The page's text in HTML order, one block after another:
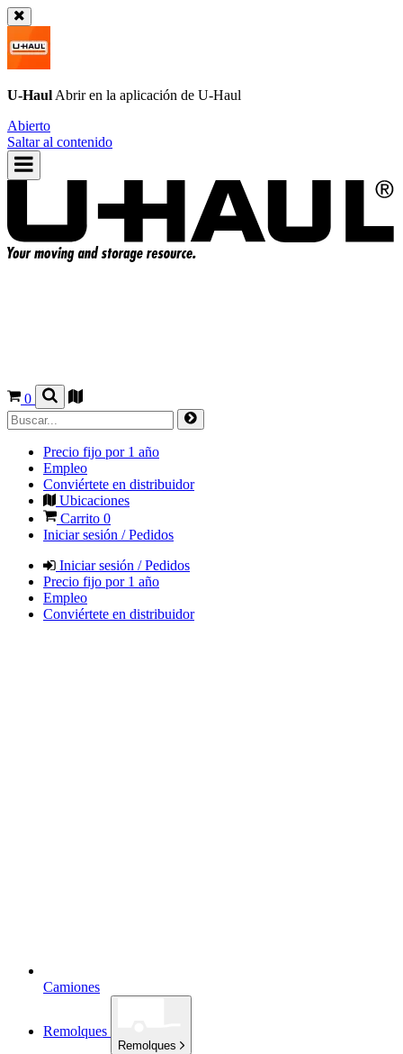
U-Haul Abrir en la aplicación de U-Haul
Abierto
Saltar al contenido
0
Precio fijo por 1 año
Empleo
Conviértete en distribuidor
Ubicaciones
Carrito 0
Iniciar sesión / Pedidos
Iniciar sesión / Pedidos
Precio fijo por 1 año
Empleo
Conviértete en distribuidor
Camiones
Remolques
Remolques